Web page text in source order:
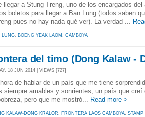
llegar a Stung Treng, uno de los encargados
boletos para llegar a Ban Lung (todos saben
pues no hay nada qué ver). La verdad ...
LUNG BOENG YEAK LAOM CAMBOYA
del timo (Dong Kalaw -
18 JUN 2014 | VIEWS [727]
hora de hablar de un país que me tiene
siempre amables y sonrientes, un país que
pero que me mostró...
Read more >
KALAW-DONG KRALOR, FRONTERA LAOS CAMBOYA, STAMP